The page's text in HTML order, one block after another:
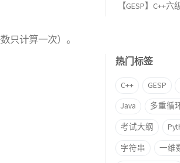
只计算一次）。
热门标签
C++ GESP
Java 多重循
考试大纲
字符串 一维